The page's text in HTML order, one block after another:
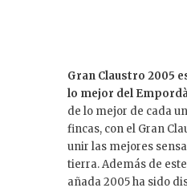
Gran Claustro 2005
lo mejor del
de lo mejor de cada
fincas, con el Gran
unir las mejores
tierra. Además de
añada 2005 ha sido